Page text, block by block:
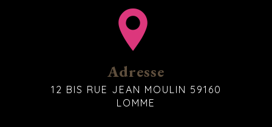
Adresse
12 BIS RUE JEAN MOULIN 59160
LOMME